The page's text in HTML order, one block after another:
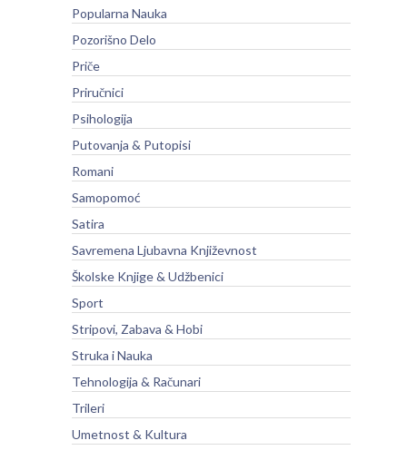
Popularna Nauka
Pozorišno Delo
Priče
Priručnici
Psihologija
Putovanja & Putopisi
Romani
Samopomoć
Satira
Savremena Ljubavna Književnost
Školske Knjige & Udžbenici
Sport
Stripovi, Zabava & Hobi
Struka i Nauka
Tehnologija & Računari
Trileri
Umetnost & Kultura